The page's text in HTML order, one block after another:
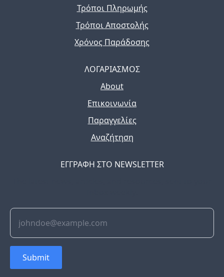
Τρόποι Πληρωμής
Τρόποι Αποστολής
Χρόνος Παράδοσης
ΛΟΓΑΡΙΑΣΜΟΣ
About
Επικοινωνία
Παραγγελίες
Αναζήτηση
ΕΓΓΡΑΦΗ ΣΤΟ NEWSLETTER
Submit